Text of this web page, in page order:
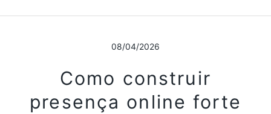
08/04/2026
Como construir
presença online forte